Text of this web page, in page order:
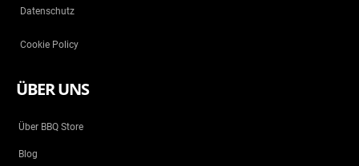
Datenschutz
Cookie Policy
ÜBER UNS
Über BBQ Store
Blog